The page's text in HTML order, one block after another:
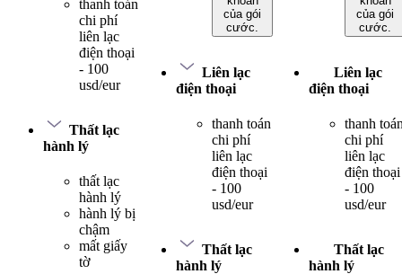
thanh toán
chi phí
liên lạc
điện thoại
- 100
usd/eur
Thất lạc
hành lý
thất lạc
hành lý
hành lý bị
chậm
mất giấy
tờ
của gói
cước.
Liên lạc
điện thoại
thanh toán
chi phí
liên lạc
điện thoại
- 100
usd/eur
Thất lạc
hành lý
của gói
cước.
Liên lạc
điện thoại
thanh
chi phí
liên lạc
điện thoại
- 100
usd/eur
Thất lạc
hành lý